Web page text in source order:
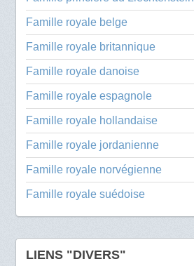
Famille royale belge
Famille royale britannique
Famille royale danoise
Famille royale espagnole
Famille royale hollandaise
Famille royale jordanienne
Famille royale norvégienne
Famille royale suédoise
LIENS "DIVERS"